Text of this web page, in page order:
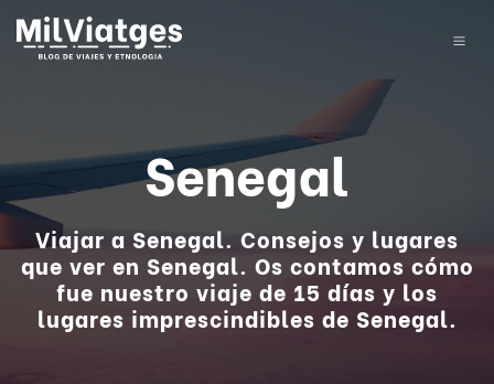
Senegal
Viajar a Senegal. Consejos y lugares
que ver en Senegal. Os contamos cómo
fue nuestro viaje de 15 días y los
lugares imprescindibles de Senegal.